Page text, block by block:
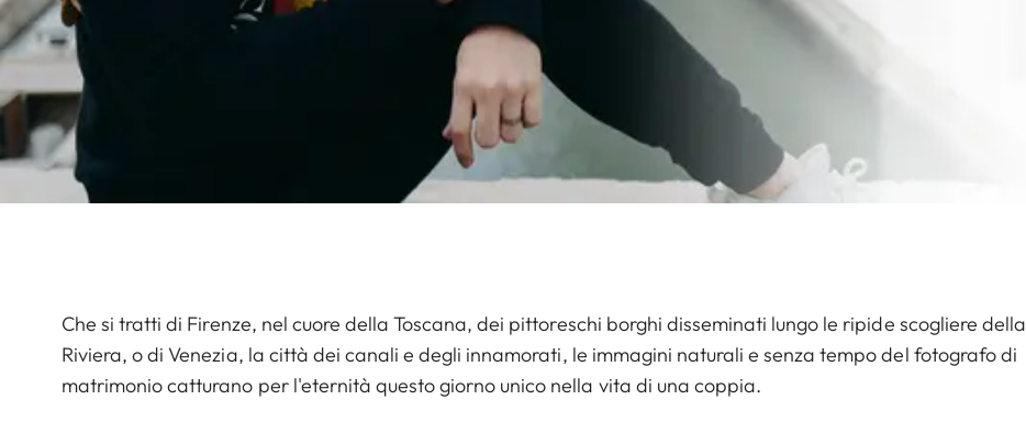
Che si tratti di Firenze, nel cuore della Toscana, dei pittoreschi borghi disseminati lungo le ripide scogliere della
Riviera, o di Venezia, la città dei canali e degli innamorati, le immagini naturali e senza tempo del fotografo di
matrimonio catturano per l'eternità questo giorno unico nella vita di una coppia.